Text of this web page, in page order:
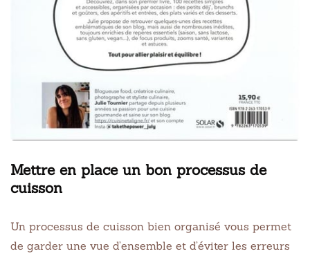
Mettre en place un bon processus de
cuisson
Un processus de cuisson bien organisé vous permet
de garder une vue d’ensemble et d’éviter les erreurs